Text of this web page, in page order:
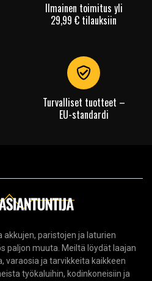
Ilmainen toimitus yli
29,99 € tilauksiin
Turvalliset tuotteet –
EU-standardi
akkujen, paristojen ja laturien
paljon muuta. Meiltä löydät laajan
varaosia ja tarvikkeita kaikkeen
työkaluihin, kodinkoneisiin ja